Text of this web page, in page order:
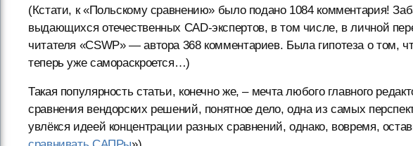
(Кстати, к «Польскому сравнению» было подано 1084 комментария!
выдающихся отечественных CAD-экспертов, в том числе, в личной
читателя «CSWP» — автора 368 комментариев. Была гипотеза о том,
теперь уже самораскроется…)
Такая популярность статьи, конечно же, – мечта любого главного
сравнения вендорских решений, понятное дело, одна из самых
увлёкся идеей концентрации разных сравнений, однако, вовремя,